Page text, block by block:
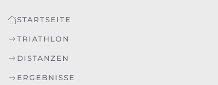
STARTSEITE
TRIATHLON
DISTANZEN
ERGEBNISSE